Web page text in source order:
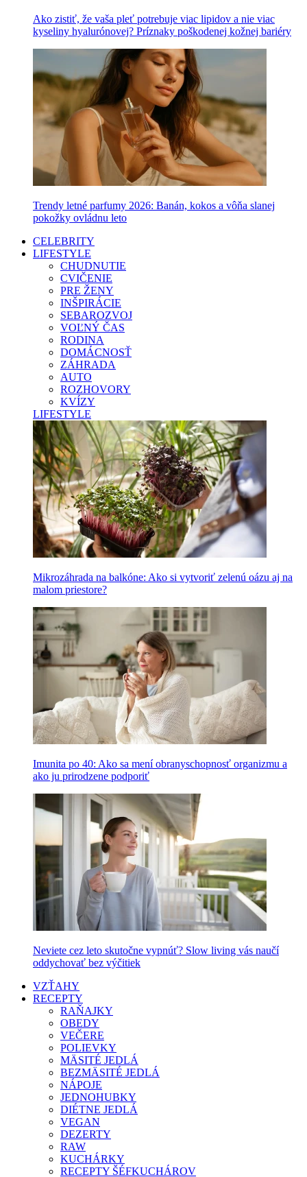
Ako zistiť, že vaša pleť potrebuje viac lipidov a nie viac
kyseliny hyalurónovej? Príznaky poškodenej kožnej bariéry
Trendy letné parfumy 2026: Banán, kokos a vôňa slanej
pokožky ovládnu leto
CELEBRITY
LIFESTYLE
CHUDNUTIE
CVIČENIE
PRE ŽENY
INŠPIRÁCIE
SEBAROZVOJ
VOĽNÝ ČAS
RODINA
DOMÁCNOSŤ
ZÁHRADA
AUTO
ROZHOVORY
KVÍZY
LIFESTYLE
Mikrozáhrada na balkóne: Ako si vytvoriť zelenú oázu aj na
malom priestore?
Imunita po 40: Ako sa mení obranyschopnosť organizmu a
ako ju prirodzene podporiť
Neviete cez leto skutočne vypnúť? Slow living vás naučí
oddychovať bez výčitiek
VZŤAHY
RECEPTY
RAŇAJKY
OBEDY
VEČERE
POLIEVKY
MÄSITÉ JEDLÁ
BEZMÄSITÉ JEDLÁ
NÁPOJE
JEDNOHUBKY
DIÉTNE JEDLÁ
VEGAN
DEZERTY
RAW
KUCHÁRKY
RECEPTY ŠÉFKUCHÁROV